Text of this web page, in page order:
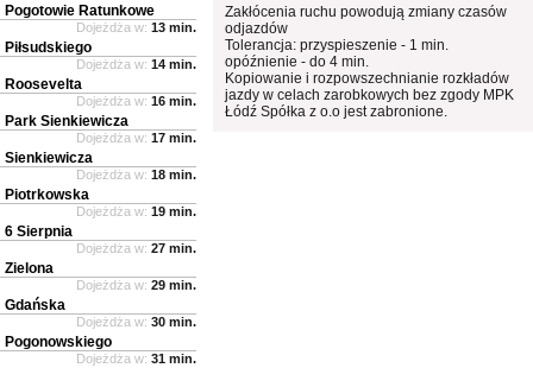
Zakłócenia ruchu powodują zmiany czasów
odjazdów
Tolerancja: przyspieszenie - 1 min.
opóźnienie - do 4 min.
Kopiowanie i rozpowszechnianie rozkładów
jazdy w celach zarobkowych bez zgody MPK
Łódź Spółka z o.o jest zabronione.
Pogotowie Ratunkowe
Dojeżdża w: 13 min.
Piłsudskiego
Dojeżdża w: 14 min.
Roosevelta
Dojeżdża w: 16 min.
Park Sienkiewicza
Dojeżdża w: 17 min.
Sienkiewicza
Dojeżdża w: 18 min.
Piotrkowska
Dojeżdża w: 19 min.
6 Sierpnia
Dojeżdża w: 27 min.
Zielona
Dojeżdża w: 29 min.
Gdańska
Dojeżdża w: 30 min.
Pogonowskiego
Dojeżdża w: 31 min.